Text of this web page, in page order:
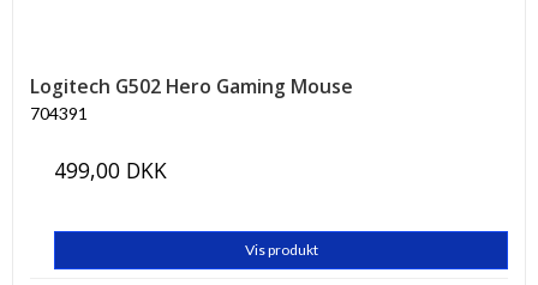
Logitech G502 Hero Gaming Mouse
704391
499,00 DKK
Vis produkt